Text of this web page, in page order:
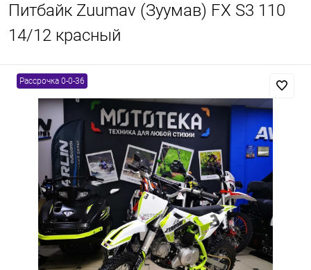
Питбайк Zuumav (Зуумав) FX S3 110
14/12 красный
Рассрочка 0-0-36